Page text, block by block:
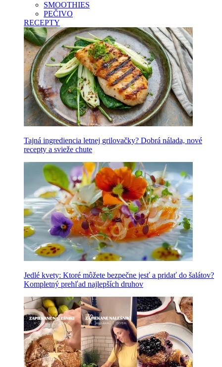
SMOOTHIES
PEČIVO
RECEPTY
Tajná ingrediencia letnej grilovačky? Dobrá nálada, nové
recepty a svieže chute
Jedlé kvety: Ktoré môžete bezpečne jesť a pridať do šalátov?
Kompletný prehľad najlepších druhov